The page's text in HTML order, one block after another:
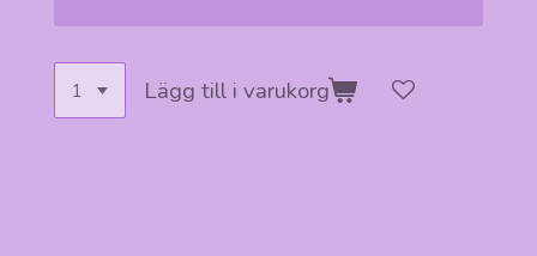
Lägg till i varukorg